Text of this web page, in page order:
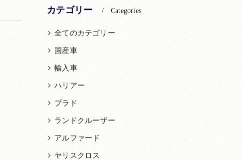
カテゴリー Categories
全てのカテゴリー
国産車
輸入車
ハリアー
プラド
ランドクルーザー
アルファード
ヤリスクロス